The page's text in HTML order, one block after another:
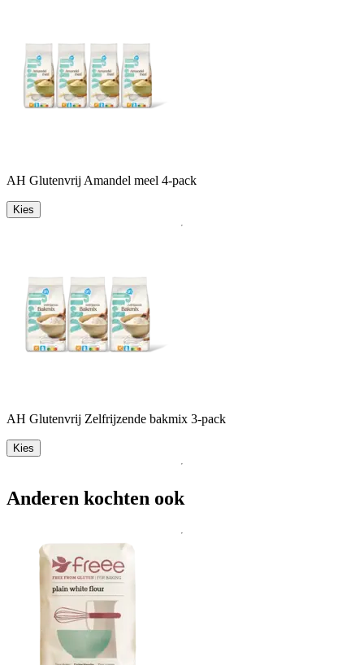
AH Glutenvrij Amandel meel 4-pack
Kies
AH Glutenvrij Zelfrijzende bakmix 3-pack
Kies
Anderen kochten ook